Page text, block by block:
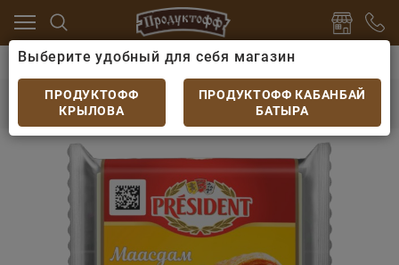
Сыр плавленный
Сыр President Мастер
Сыр President Мастер бутербродов Мааздам
Выберите удобный для себя магазин
ПРОДУКТОФФ
КРЫЛОВА
ПРОДУКТОФФ КАБАНБАЙ
БАТЫРА